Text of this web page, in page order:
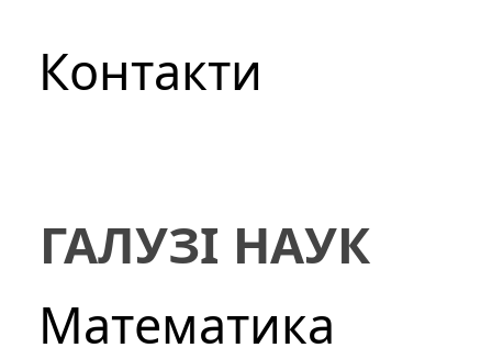
Контакти
ГАЛУЗІ НАУК
Математика